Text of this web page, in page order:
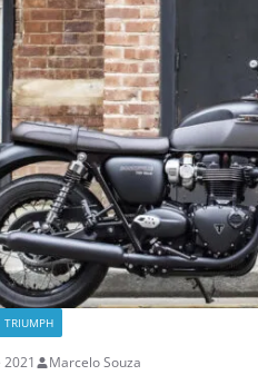
TRIUMPH
Marcelo Souza